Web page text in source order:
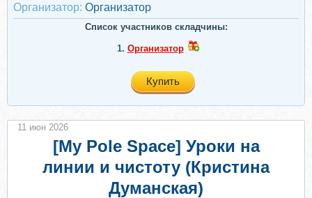
Организатор: Организатор
Список участников складчины:
1. Организатор
Купить
[My Pole Space] Уроки на
линии и чистоту (Кристина
Думанская)
11 июн 2026